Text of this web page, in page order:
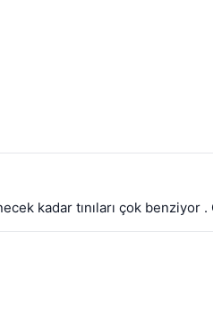
kadar tınıları çok benziyor .